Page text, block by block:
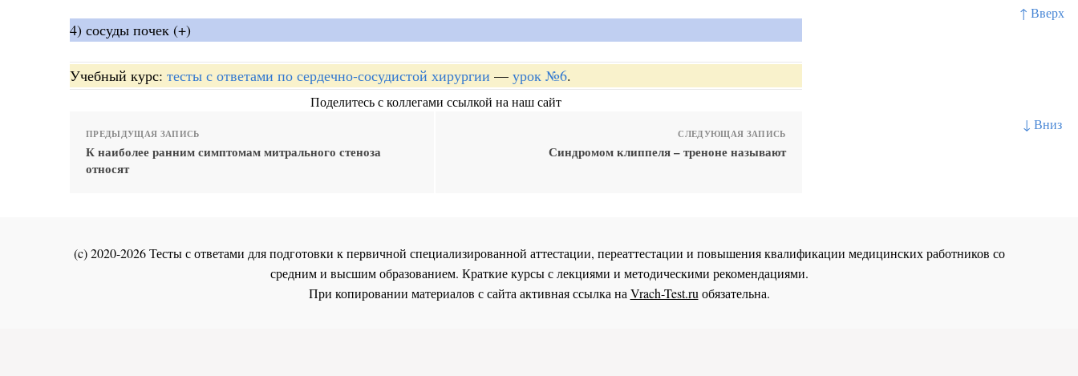
↑ Вверх
↓ Вниз
4) сосуды почек (+)
Учебный курс: тесты с ответами по сердечно-сосудистой хирургии — урок №6.
Поделитесь с коллегами ссылкой на наш сайт
ПРЕДЫДУЩАЯ ЗАПИСЬ
К наиболее ранним симптомам митрального стеноза
относят
СЛЕДУЮЩАЯ ЗАПИСЬ
Синдромом клиппеля – треноне называют
(c) 2020-2026 Тесты с ответами для подготовки к первичной специализированной аттестации, переаттестации и повышения квалификации медицинских работников со
средним и высшим образованием. Краткие курсы с лекциями и методическими рекомендациями.
При копировании материалов с сайта активная ссылка наVrach-Test.ruобязательна.